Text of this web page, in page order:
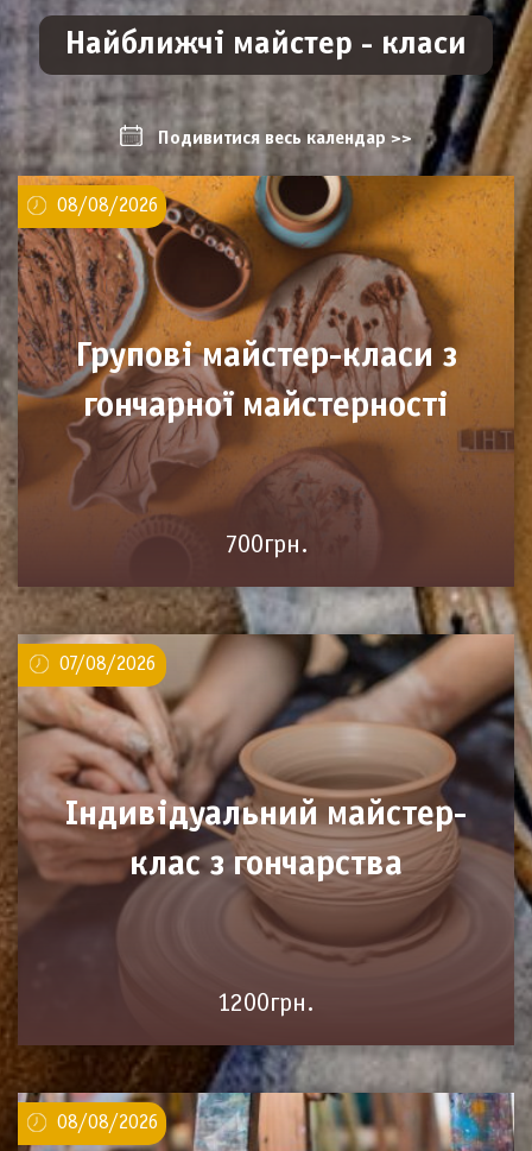
Найближчі майстер - класи
Подивитися весь календар >>
08/08/2026
Групові майстер-класи з
гончарної майстерності
700грн.
07/08/2026
Індивідуальний майстер-
клас з гончарства
1200грн.
08/08/2026